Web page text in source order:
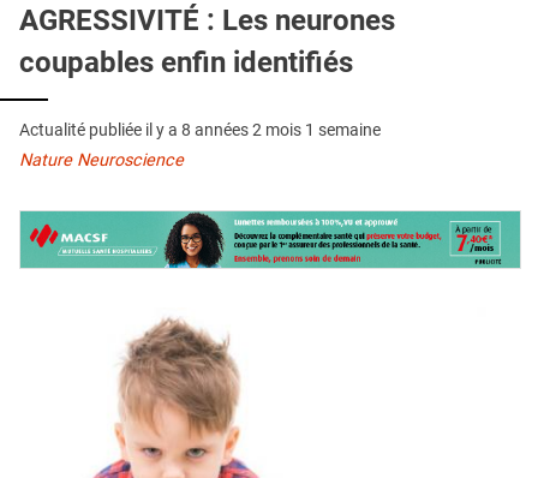
QUI SOMMES-NOUS ?
PUBLICITÉ
CONDITIONS GÉNÉRALES
CONTACT
AGRESSIVITÉ : Les neurones
coupables enfin identifiés
Actualité publiée il y a 8 années 2 mois 1 semaine
Nature Neuroscience